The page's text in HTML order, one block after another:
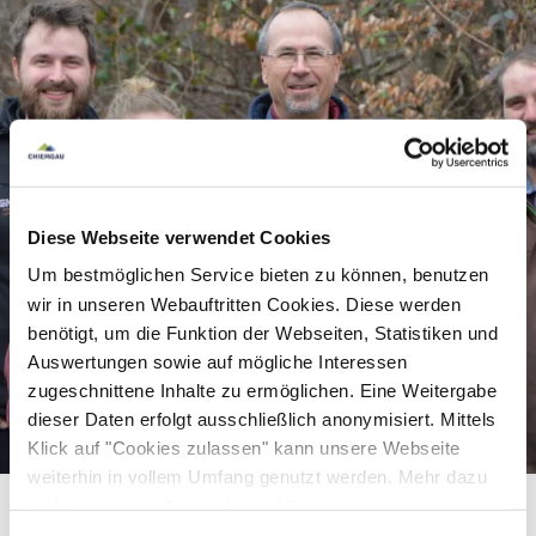
Diese Webseite verwendet Cookies
Um bestmöglichen Service bieten zu können, benutzen
wir in unseren Webauftritten Cookies. Diese werden
benötigt, um die Funktion der Webseiten, Statistiken und
Auswertungen sowie auf mögliche Interessen
zugeschnittene Inhalte zu ermöglichen. Eine Weitergabe
dieser Daten erfolgt ausschließlich anonymisiert. Mittels
Klick auf "Cookies zulassen" kann unsere Webseite
weiterhin in vollem Umfang genutzt werden. Mehr dazu
steht in unserer Datenschutzerklärung.
Daneben organisiert der
Landschaftspflegeverband auch Maßnahmen zur
Neuschaffung von Lebensräumen, z. B. die
Anlage und Pflege von Ausgleichsflächen, die
Streuobstwiesen, von denen die Bauernhöfe und
Dorfränder eingerahmt werden und die man hier
auch als „Obstanger“ bezeichnet, werden
regelmäßig Nachpflanzungen von Obstbäumen
durchgeführt.